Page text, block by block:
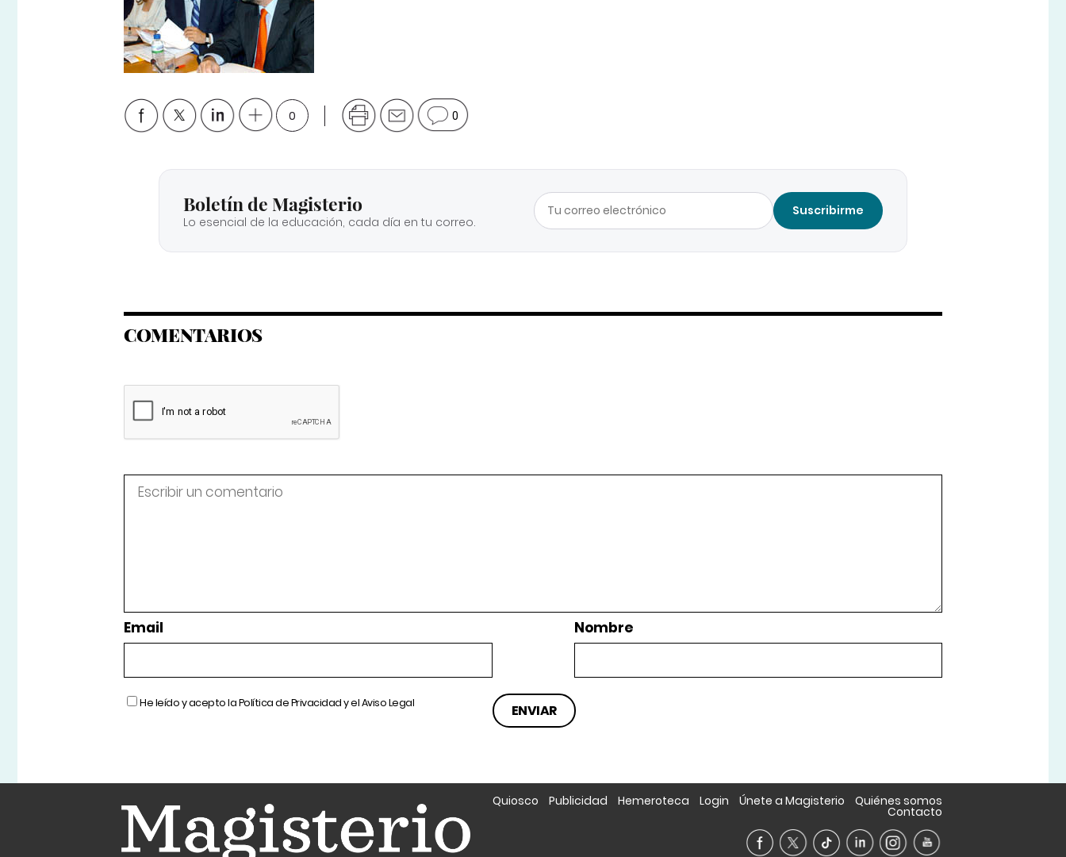
0 0
Boletín de Magisterio
Lo esencial de la educación, cada día en tu correo.
Suscribirme
COMENTARIOS
Email Nombre
He leído y acepto laPolítica de Privacidady elAviso Legal
Quiosco Publicidad Hemeroteca Login Únete a Magisterio Quiénes somos
Contacto